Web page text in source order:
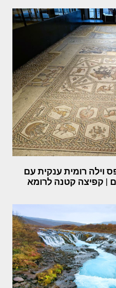
וילה רומית ענקית עם
| קפיצה קטנה לרומא